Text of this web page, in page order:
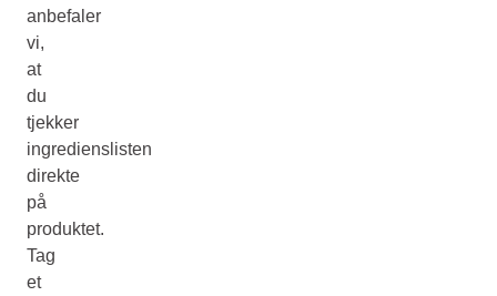
anbefaler
vi,
at
du
tjekker
ingredienslisten
direkte
på
produktet.
Tag
et